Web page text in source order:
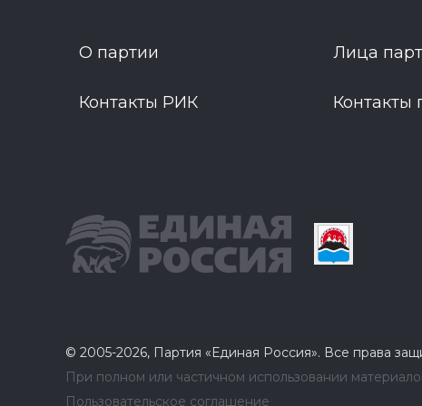
О партии Лица
Контакты РИК Контакты
© 2005-2026, Партия «Единая Россия». Все права
При полном или частичном использовании
Пользовательское соглашение